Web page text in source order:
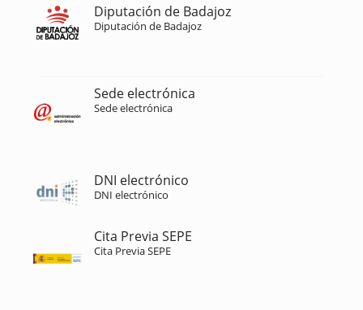
Diputación de Badajoz
Diputación de Badajoz
Sede electrónica
Sede electrónica
DNI electrónico
DNI electrónico
Cita Previa SEPE
Cita Previa SEPE